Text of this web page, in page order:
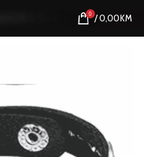
0 /0,00KM